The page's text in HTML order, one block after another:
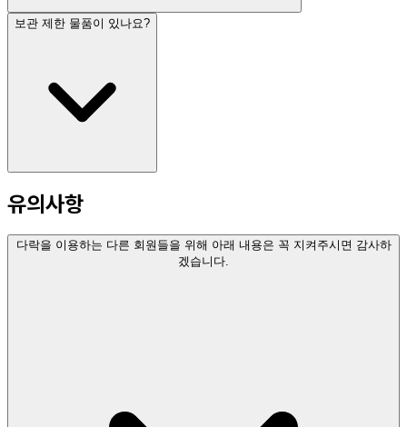
보관 제한 물품이 있나요?
유의사항
다락을 이용하는 다른 회원들을 위해 아래 내용은 꼭 지켜주시면 감사하
겠습니다.